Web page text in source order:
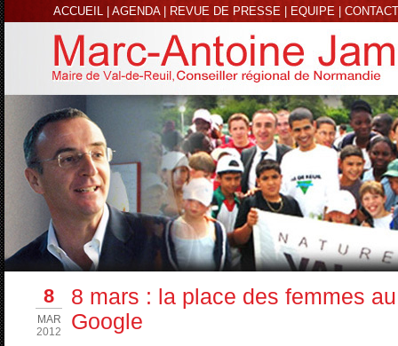
ACCUEIL AGENDA| REVUE DE PRESSE EQUIPE CONTACT
8
MAR
2012
8 mars : la place des femmes
Google